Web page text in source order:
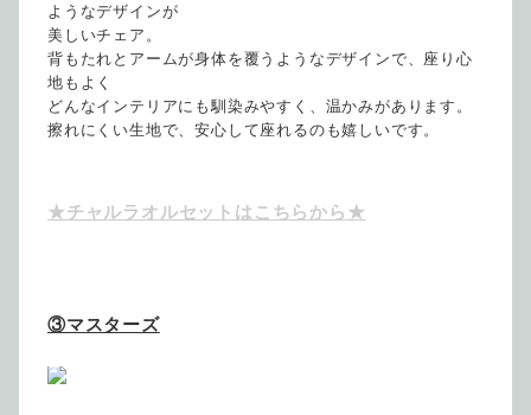
ようなデザインが
美しいチェア。
背もたれとアームが身体を覆うようなデザインで、座り心
地もよく
どんなインテリアにも馴染みやすく、温かみがあります。
擦れにくい生地で、安心して座れるのも嬉しいです。
★チャルラオルセットはこちらから★
③マスターズ